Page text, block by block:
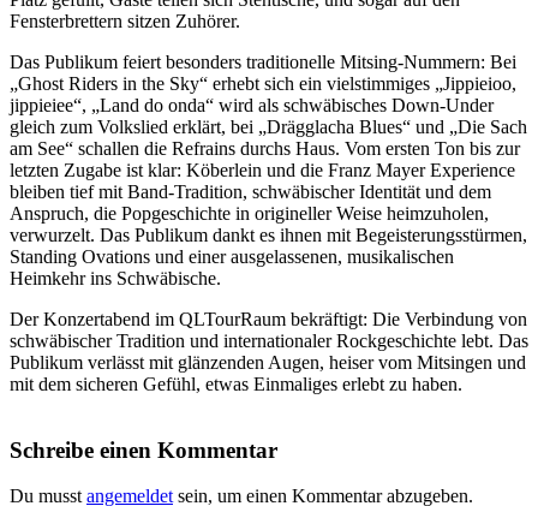
Fensterbrettern sitzen Zuhörer.
Das Publikum feiert besonders traditionelle Mitsing-Nummern: Bei
„Ghost Riders in the Sky“ erhebt sich ein vielstimmiges „Jippieioo,
jippieiee“, „Land do onda“ wird als schwäbisches Down-Under
gleich zum Volkslied erklärt, bei „Drägglacha Blues“ und „Die Sach
am See“ schallen die Refrains durchs Haus. Vom ersten Ton bis zur
letzten Zugabe ist klar: Köberlein und die Franz Mayer Experience
bleiben tief mit Band-Tradition, schwäbischer Identität und dem
Anspruch, die Popgeschichte in origineller Weise heimzuholen,
verwurzelt. Das Publikum dankt es ihnen mit Begeisterungsstürmen,
Standing Ovations und einer ausgelassenen, musikalischen
Heimkehr ins Schwäbische.
Der Konzertabend im QLTourRaum bekräftigt: Die Verbindung von
schwäbischer Tradition und internationaler Rockgeschichte lebt. Das
Publikum verlässt mit glänzenden Augen, heiser vom Mitsingen und
mit dem sicheren Gefühl, etwas Einmaliges erlebt zu haben.
Schreibe einen Kommentar
Du musst angemeldet sein, um einen Kommentar abzugeben.